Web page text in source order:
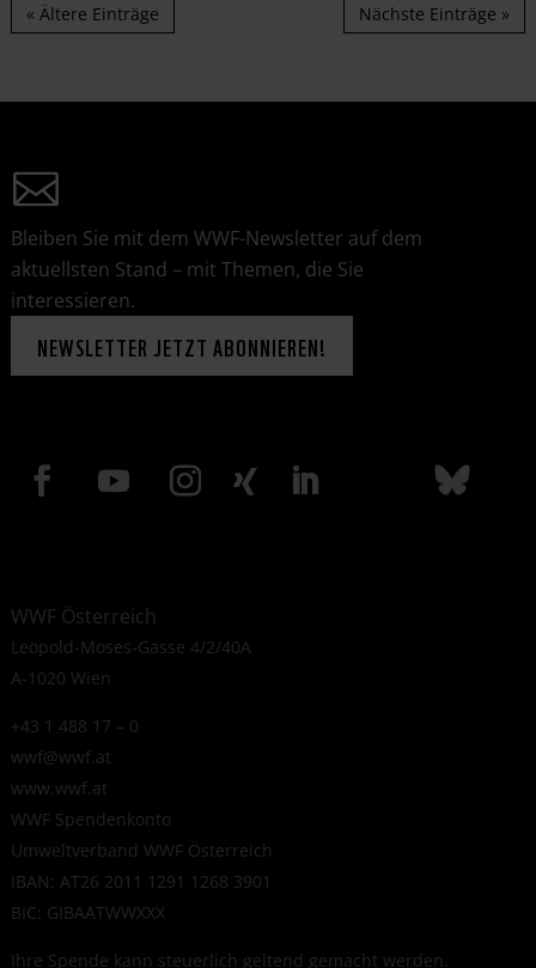
« Ältere Einträge Nächste Einträge »
Bleiben Sie mit dem WWF-Newsletter auf dem
aktuellsten Stand – mit Themen, die Sie
interessieren.
NEWSLETTER JETZT ABONNIEREN!
WWF Österreich
Leopold-Moses-Gasse 4/2/40A
A-1020 Wien
+43 1 488 17 – 0
wwf@wwf.at
www.wwf.at
WWF Spendenkonto
Umweltverband WWF Österreich
IBAN: AT26 2011 1291 1268 3901
BIC: GIBAATWWXXX
Ihre Spende kann steuerlich geltend gemacht werden.